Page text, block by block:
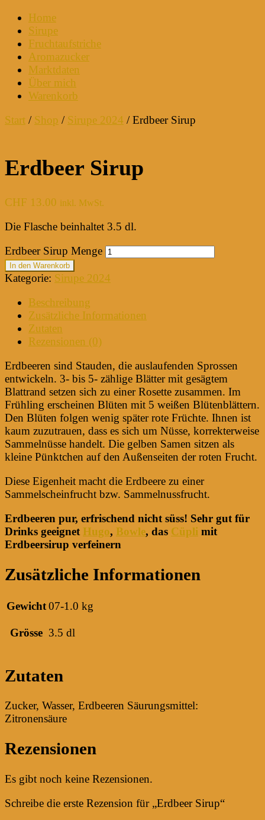
Home
Sirupe
Fruchtaufstriche
Aromazucker
Marktdaten
Über mich
Warenkorb
Start / Shop / Sirupe 2024 / Erdbeer Sirup
Erdbeer Sirup
CHF 13.00 inkl. MwSt.
Die Flasche beinhaltet 3.5 dl.
Erdbeer Sirup Menge
In den Warenkorb
Kategorie: Sirupe 2024
Beschreibung
Zusätzliche Informationen
Zutaten
Rezensionen (0)
Erdbeeren sind Stauden, die auslaufenden Sprossen
entwickeln. 3- bis 5- zählige Blätter mit gesägtem
Blattrand setzen sich zu einer Rosette zusammen. Im
Frühling erscheinen Blüten mit 5 weißen Blütenblättern.
Den Blüten folgen wenig später rote Früchte. Ihnen ist
kaum zuzutrauen, dass es sich um Nüsse, korrekterweise
Sammelnüsse handelt. Die gelben Samen sitzen als
kleine Pünktchen auf den Außenseiten der roten Frucht.
Diese Eigenheit macht die Erdbeere zu einer
Sammelscheinfrucht bzw. Sammelnussfrucht.
Erdbeeren pur, erfrischend nicht süss! Sehr gut für
Drinks geeignet Hugo, Bowle, das Cüpli mit
Erdbeersirup verfeinern
Zusätzliche Informationen
Gewicht07-1.0 kg
Grösse 3.5 dl
Zutaten
Zucker, Wasser, Erdbeeren Säurungsmittel:
Zitronensäure
Rezensionen
Es gibt noch keine Rezensionen.
Schreibe die erste Rezension für „Erdbeer Sirup“